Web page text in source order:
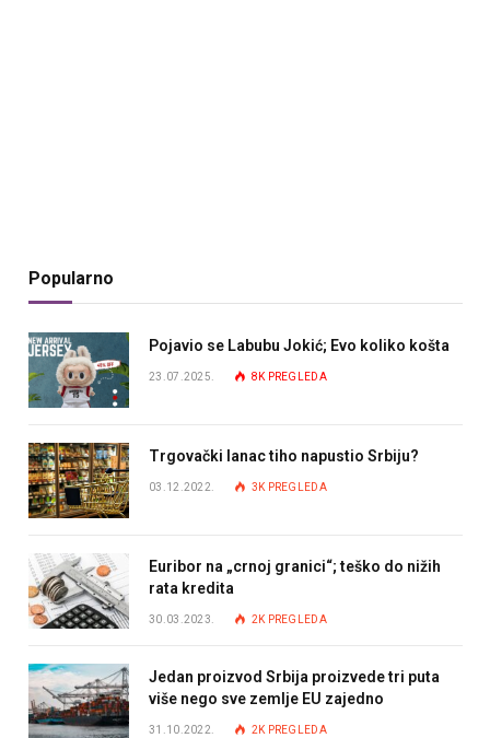
Popularno
Pojavio se Labubu Jokić; Evo koliko košta
23.07.2025. 8K PREGLEDA
Trgovački lanac tiho napustio Srbiju?
03.12.2022. 3K PREGLEDA
Euribor na „crnoj granici“; teško do nižih
rata kredita
30.03.2023. 2K PREGLEDA
Jedan proizvod Srbija proizvede tri puta
više nego sve zemlje EU zajedno
31.10.2022. 2K PREGLEDA